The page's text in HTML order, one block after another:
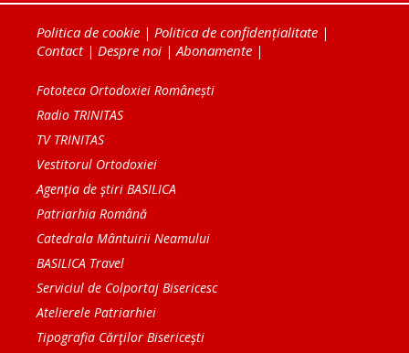
Politica de cookie | Politica de confidențialitate |
Contact| Despre noi |Abonamente |
Fototeca Ortodoxiei Românești
Radio TRINITAS
TV TRINITAS
Vestitorul Ortodoxiei
Agenţia de ştiri BASILICA
Patriarhia Română
Catedrala Mântuirii Neamului
BASILICA Travel
Serviciul de Colportaj Bisericesc
Atelierele Patriarhiei
Tipografia Cărţilor Bisericeşti